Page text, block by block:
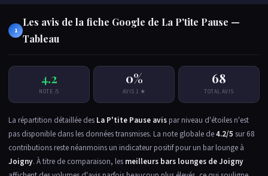
1
Les avis de la fiche Google de La P'tite Pause —
Tableau
4.2
NOTE /5
0%
AVIS 1 ★
68
TOTAL AVIS
La répartition détaillée des La P'tite Pause avis par niveau d'étoiles n'est
pas disponible dans les données transmises. La note globale de4.2/5 sur 68
contributions reste néanmoins un indicateur positif pour un bar lounge à
Joigny. À titre de comparaison, les meilleurs bars lounges de Joigny